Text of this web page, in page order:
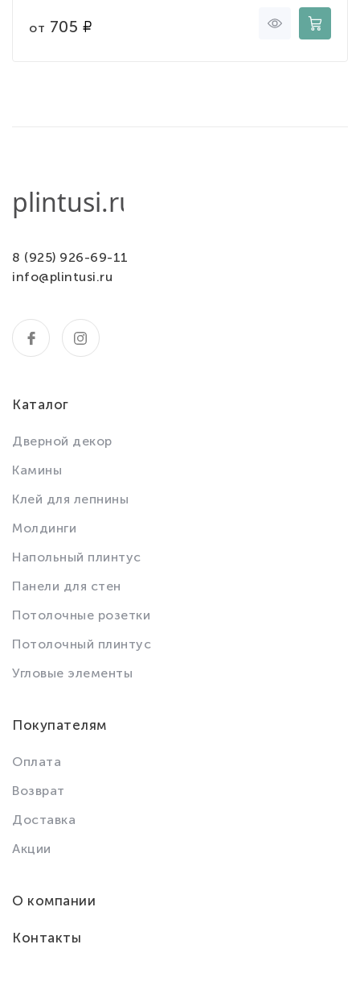
от 705
8 (925) 926-69-11
info@plintusi.ru
Каталог
Дверной декор
Камины
Клей для лепнины
Молдинги
Напольный плинтус
Панели для стен
Потолочные розетки
Потолочный плинтус
Угловые элементы
Покупателям
Оплата
Возврат
Доставка
Акции
О компании
Контакты